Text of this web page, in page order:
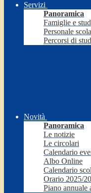
Servizi
Panoramica
Famiglie e
Personale
Percorsi di
Novità
Panoramica
Le notizie
Le circolari
Calendario
Albo Online
Calendario
Orario 2025/
Piano annuale